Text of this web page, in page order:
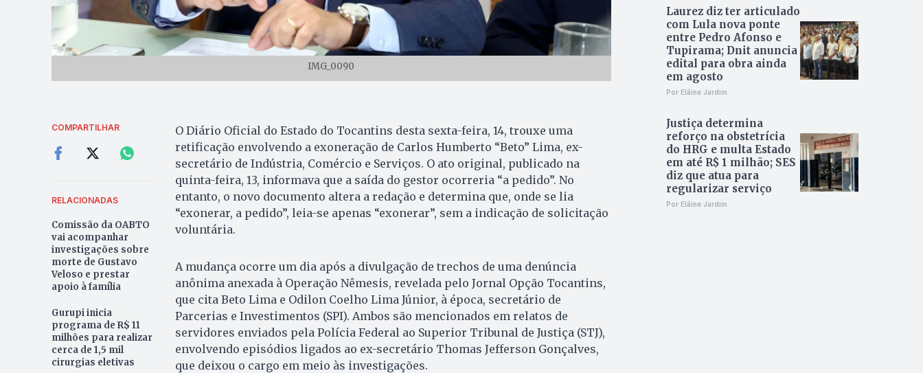
IMG_0090
COMPARTILHAR
RELACIONADAS
Comissão da OABTO
vai acompanhar
investigações sobre
morte de Gustavo
Veloso e prestar
apoio à família
Gurupi inicia
programa de R$ 11
milhões para realizar
cerca de 1,5 mil
cirurgias eletivas
O Diário Oficial do Estado do Tocantins desta sexta-feira, 14, trouxe uma
retificação envolvendo a exoneração de Carlos Humberto “Beto” Lima, ex-
secretário de Indústria, Comércio e Serviços. O ato original, publicado na
quinta-feira, 13, informava que a saída do gestor ocorreria “a pedido”. No
entanto, o novo documento altera a redação e determina que, onde se lia
“exonerar, a pedido”, leia-se apenas “exonerar”, sem a indicação de solicitação
voluntária.
A mudança ocorre um dia após a divulgação de trechos de uma denúncia
anônima anexada à Operação Nêmesis, revelada pelo Jornal Opção Tocantins,
que cita Beto Lima e Odilon Coelho Lima Júnior, à época, secretário de
Parcerias e Investimentos (SPI). Ambos são mencionados em relatos de
servidores enviados pela Polícia Federal ao Superior Tribunal de Justiça (STJ),
envolvendo episódios ligados ao ex-secretário Thomas Jefferson Gonçalves,
que deixou o cargo em meio às investigações.
Laurez diz ter articulado
com Lula nova ponte
entre Pedro Afonso e
Tupirama; Dnit anuncia
edital para obra ainda
em agosto
Por Elâine Jardim
Justiça determina
reforço na obstetrícia
do HRG e multa Estado
em até R$ 1 milhão; SES
diz que atua para
regularizar serviço
Por Elâine Jardim